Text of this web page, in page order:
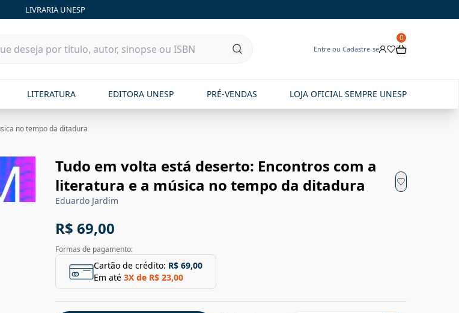
LIVRARIA UNESP
Entre ou Cadastre-se
0
LITERATURA EDITORA UNESP PRÉ-VENDAS LOJA OFICIAL SEMPRE UNESP
no tempo da ditadura
Tudo em volta está deserto: Encontros com a
literatura e a música no tempo da ditadura
Eduardo Jardim
R$ 69,00
Formas de pagamento:
Cartão de crédito: R$ 69,00
Em até 3X de R$ 23,00